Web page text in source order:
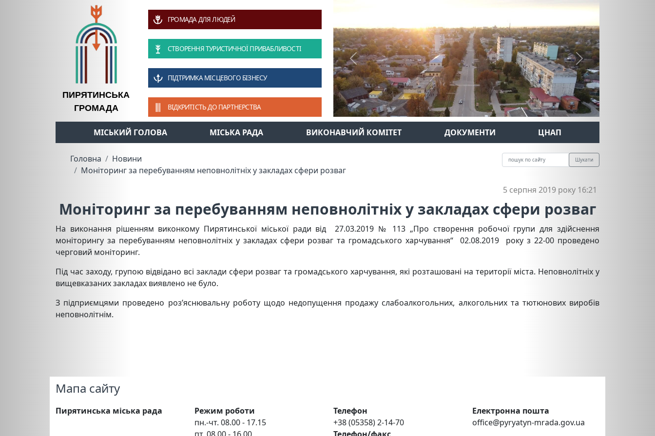
ПИРЯТИНСЬКА
ГРОМАДА
ГРОМАДА ДЛЯ ЛЮДЕЙ
СТВОРЕННЯ ТУРИСТИЧНОЇ ПРИВАБЛИВОСТІ
ПІДТРИМКА МІСЦЕВОГО БІЗНЕСУ
ВІДКРИТІСТЬ ДО ПАРТНЕРСТВА
Previous Next
МІСЬКИЙ ГОЛОВА МІСЬКА РАДА ВИКОНАВЧИЙ КОМІТЕТ ДОКУМЕНТИ ЦНАП
Головна
Новини
Моніторинг за перебуванням неповнолітніх у закладах сфери розваг
Шукати
5 серпня 2019 року 16:21
Моніторинг за перебуванням неповнолітніх у закладах сфери розваг
На виконання рішенням виконкому Пирятинської міської ради від 27.03.2019 № 113 „Про створення робочої групи для здійснення
моніторингу за перебуванням неповнолітніх у закладах сфери розваг та громадського харчування“ 02.08.2019 року з 22-00 проведено
черговий моніторинг.
Під час заходу, групою відвідано всі заклади сфери розваг та громадського харчування, які розташовані на території міста. Неповнолітніх у
вищевказаних закладах виявлено не було.
З підприємцями проведено роз’яснювальну роботу щодо недопущення продажу слабоалкогольних, алкогольних та тютюнових виробів
неповнолітнім.
Мапа сайту
Пирятинська міська рада
Режим роботи
пн.-чт. 08.00 - 17.15
Телефон
+38 (05358) 2-14-70
Електронна пошта
office@pyryatyn-mrada.gov.ua